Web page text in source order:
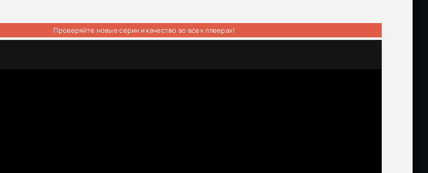
Проверяйте новые серии и качество во всех плеерах!